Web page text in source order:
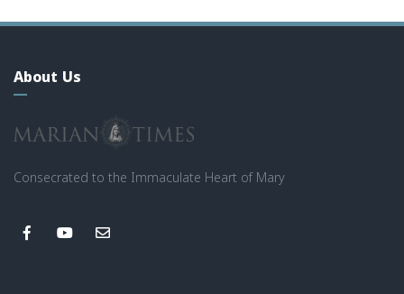
About Us
Consecrated to the Immaculate Heart of Mary